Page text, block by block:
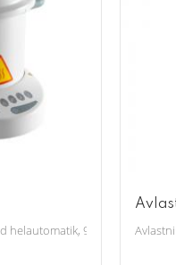
helautomatik, 9 liter.